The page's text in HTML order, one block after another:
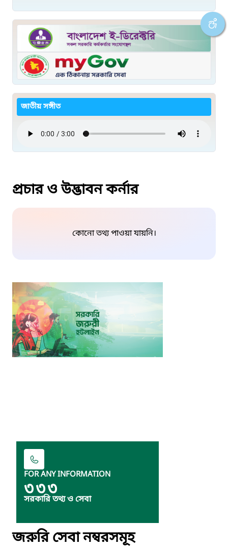
জাতীয় সঙ্গীত
প্রচার ও উদ্ভাবন কর্নার
কোনো তথ্য পাওয়া যায়নি।
FOR ANY INFORMATION
৩৩৩
সরকারি তথ্য ও সেবা
জরুরি সেবা নম্বরসমূহ